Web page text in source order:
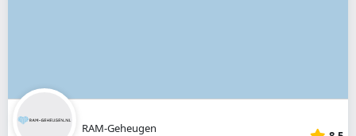
RAM-Geheugen